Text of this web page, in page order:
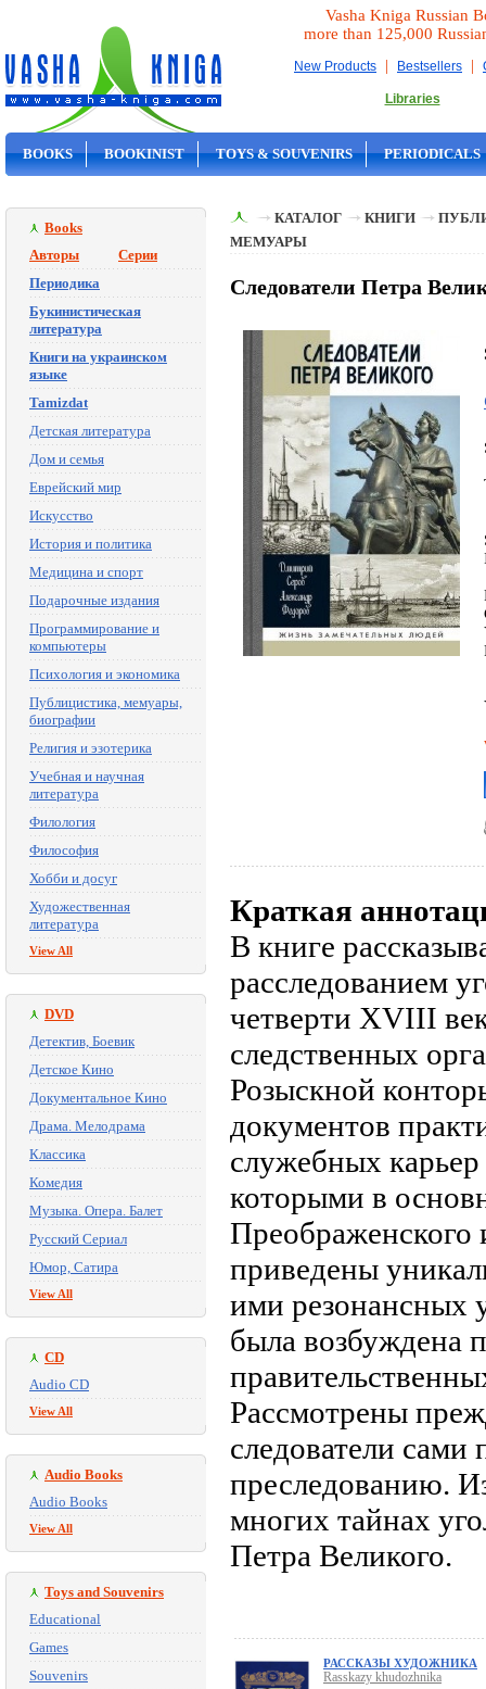
Vasha Kniga Russian
more than 125,000
New Products | Bestsellers |
Libraries
BOOKS BOOKINIST TOYS & SOUVENIRS PERIODICALS
Books
Авторы
Серии
Периодика
Букинистическая
литература
Книги на украинском
языке
Tamizdat
Детская литература
Дом и семья
Еврейский мир
Искусство
История и политика
Медицина и спорт
Подарочные издания
Программирование и
компьютеры
Психология и экономика
Публицистика, мемуары,
биографии
Религия и эзотерика
Учебная и научная
литература
Филология
Философия
Хобби и досуг
Художественная
литература
View All
DVD
Детектив, Боевик
Детское Кино
Документальное Кино
Драма. Мелодрама
Классика
Комедия
Музыка. Опера. Балет
Русский Сериал
Юмор, Сатира
View All
CD
Audio CD
View All
Audio Books
Audio Books
View All
Toys and Souvenirs
Educational
Games
Souvenirs
КАТАЛОГ КНИГИ
МЕМУАРЫ
Следователи Петра
Краткая
В книге
расследованием
четверти XVIII
следственных
Розыскной
документов
служебных
которыми в
Преображенского
приведены
ими резонансных
была возбуждена
Рассмотрены
следователи сами
преследованию.
многих тайнах
Петра Великого.
РАССКАЗЫ ХУДОЖНИКА
Rasskazy khudozhnika